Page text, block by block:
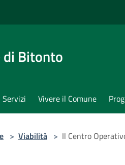
di Bitonto
Servizi Vivere il Comune
> Viabilità > Il Centro